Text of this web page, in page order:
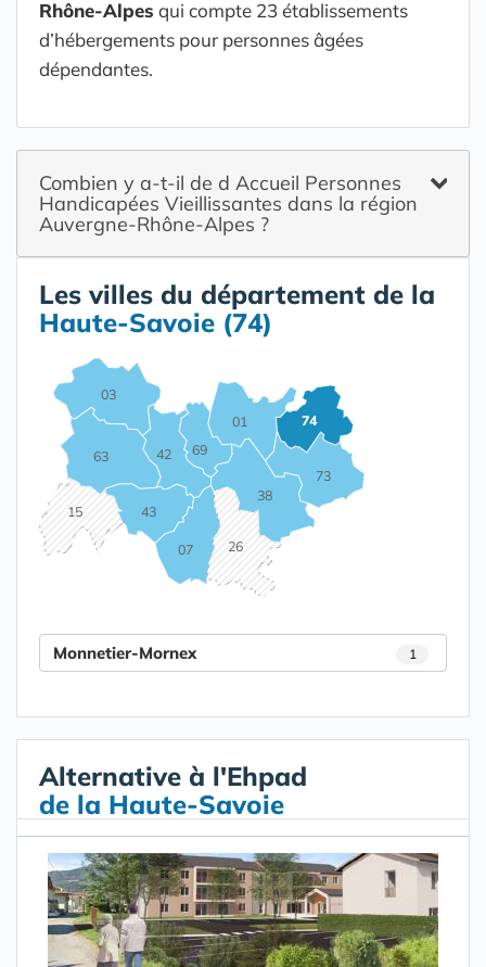
Rhône-Alpes qui compte 23 établissements
d’hébergements pour personnes âgées
dépendantes.
Combien y a-t-il de d Accueil Personnes
Handicapées Vieillissantes dans la région
Auvergne-Rhône-Alpes ?
Les villes du département de la
Haute-Savoie (74)
01
03
07
15
26
38
42
43
63 69
73
74
Monnetier-Mornex 1
Alternative à l'Ehpad
de la Haute-Savoie